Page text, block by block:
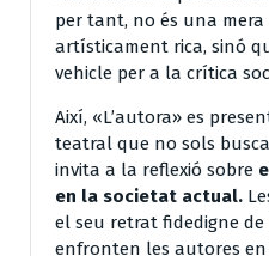
per tant, no és una mera
artísticament rica, sinó
vehicle per a la crítica
Així, «L’autora» es
teatral que no sols
invita a la reflexió sobre
en la societat actual.
el seu retrat fidedigne
enfronten les autores en